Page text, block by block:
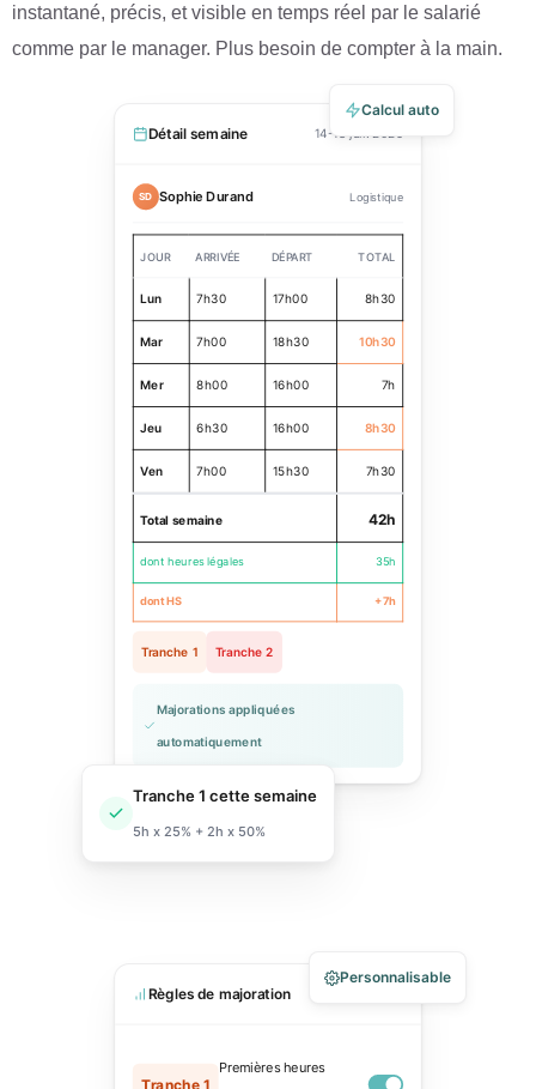
instantané, précis, et visible en temps réel par le salarié
comme par le manager. Plus besoin de compter à la main.
Calcul auto
Détail semaine 14-18 juil. 2025
SD Sophie Durand Logistique
JOUR ARRIVÉE DÉPART TOTAL
Lun 7h30 17h00 8h30
Mar 7h00 18h30 10h30
Mer 8h00 16h00 7h
Jeu 6h30 16h00 8h30
Ven 7h00 15h30 7h30
Total semaine 42h
dont heures légales 35h
dont HS +7h
Tranche 1 Tranche 2
Majorations appliquées
automatiquement
Tranche 1 cette semaine
5h x 25% + 2h x 50%
Personnalisable
Règles de majoration
Tranche 1
Premières heures